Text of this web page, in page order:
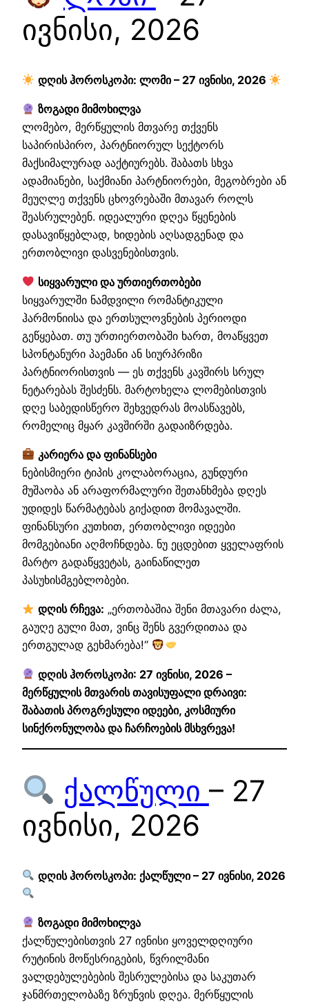
ივნისი, 2026
დღის ჰოროსკოპი: ლომი – 27 ივნისი, 2026
ზოგადი მიმოხილვა
ლომებო, მერწყულის მთვარე თქვენს
საპირისპირო, პარტნიორულ სექტორს
მაქსიმალურად ააქტიურებს. შაბათს სხვა
ადამიანები, საქმიანი პარტნიორები, მეგობრები ან
მეუღლე თქვენს ცხოვრებაში მთავარ როლს
შეასრულებენ. იდეალური დღეა წყენების
დასავიწყებლად, ხიდების აღსადგენად და
ერთობლივი დასვენებისთვის.
სიყვარული და ურთიერთობები
სიყვარულში ნამდვილი რომანტიკული
ჰარმონიისა და ერთსულოვნების პერიოდი
გეწყებათ. თუ ურთიერთობაში ხართ, მოაწყვეთ
სპონტანური პაემანი ან სიურპრიზი
პარტნიორისთვის — ეს თქვენს კავშირს სრულ
ნეტარებას შესძენს. მარტოხელა ლომებისთვის
დღე საბედისწერო შეხვედრას მოასწავებს,
რომელიც მყარ კავშირში გადაიზრდება.
კარიერა და ფინანსები
ნებისმიერი ტიპის კოლაბორაცია, გუნდური
მუშაობა ან არაფორმალური შეთანხმება დღეს
უდიდეს წარმატებას გიქადით მომავალში.
ფინანსური კუთხით, ერთობლივი იდეები
მომგებიანი აღმოჩნდება. ნუ ეცდებით ყველაფრის
მარტო გადაწყვეტას, გაინაწილეთ
პასუხისმგებლობები.
დღის რჩევა: „ერთობაშია შენი მთავარი ძალა,
გაუღე გული მათ, ვინც შენს გვერდითაა და
ერთგულად გეხმარება!“
დღის ჰოროსკოპი: 27 ივნისი, 2026 –
მერწყულის მთვარის თავისუფალი დრაივი:
შაბათის პროგრესული იდეები, კოსმიური
სინქრონულობა და ჩარჩოების მსხვრევა!
ქალწული – 27
ივნისი, 2026
დღის ჰოროსკოპი: ქალწული – 27 ივნისი, 2026
ზოგადი მიმოხილვა
ქალწულებისთვის 27 ივნისი ყოველდღიური
რუტინის მოწესრიგების, წვრილმანი
ვალდებულებების შესრულებისა და საკუთარ
ჯანმრთელობაზე ზრუნვის დღეა. მერწყულის